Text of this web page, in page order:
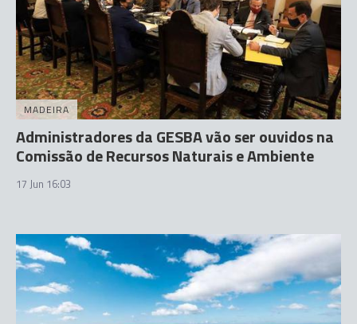
MADEIRA
Administradores da GESBA vão ser ouvidos na
Comissão de Recursos Naturais e Ambiente
17 Jun 16:03